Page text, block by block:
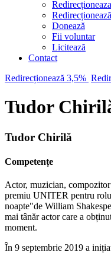
Donează
Fii voluntar
Licitează
Contact
Redirecționează 3,5%
Tudor
Tudor Chirilă
Competențe
Actor, muzician,
premiu UNITER pentru
noapte"de William
mai tânăr actor care a
moment.
În 9 septembrie 2019 a